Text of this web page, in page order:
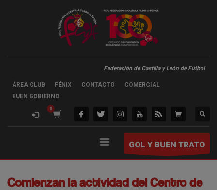
Federación de Castilla y León de Fútbol
ÁREA CLUB FÉNIX CONTACTO
COMERCIAL
BUEN GOBIERNO
GOL Y BUEN TRATO
Comienzan la actividad del Centro de